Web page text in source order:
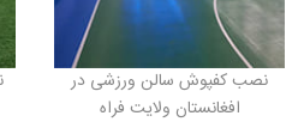
نصب کفپوش سالن ورزشی در
افغانستان ولایت فراه